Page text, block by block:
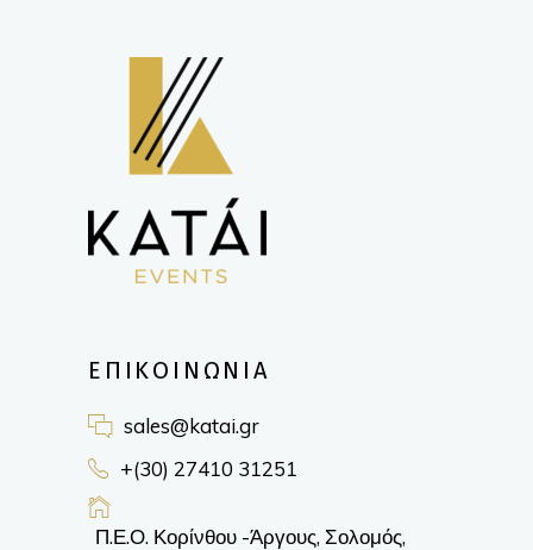
ΕΠΙΚΟΙΝΩΝΙΑ
sales@katai.gr
+(30) 27410 31251
Π.Ε.Ο. Κορίνθου -Άργους, Σολομός,